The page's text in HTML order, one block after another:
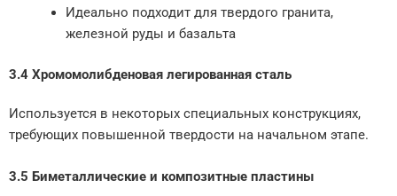
Идеально подходит для твердого гранита,
железной руды и базальта
3.4 Хромомолибденовая легированная сталь
Используется в некоторых специальных конструкциях,
требующих повышенной твердости на начальном этапе.
3.5 Биметаллические и композитные пластины